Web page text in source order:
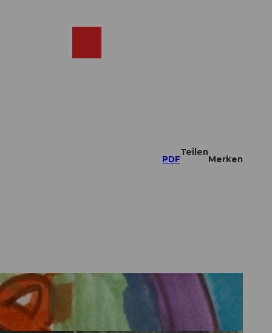
PDF
Teilen
Merken